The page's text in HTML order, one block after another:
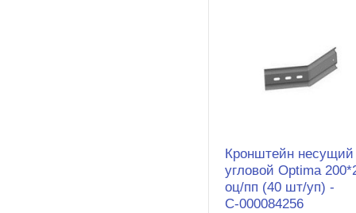
Кронштейн несущий
угловой Optima
оц/пп (40 шт/уп) -
С-000084256